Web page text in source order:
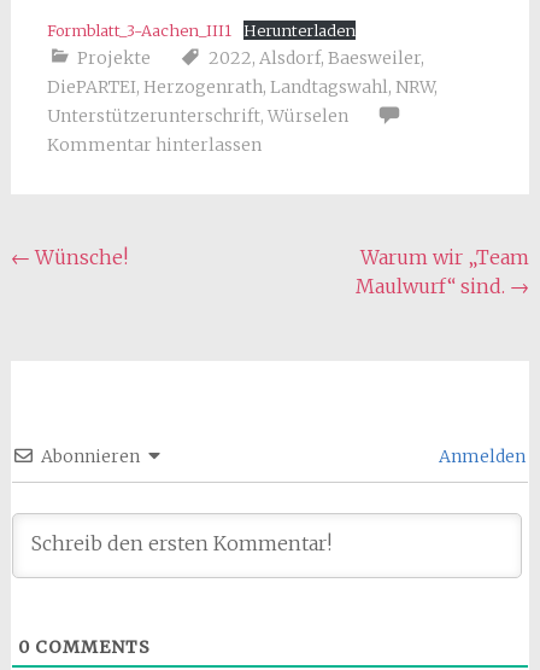
Formblatt_3-Aachen_III1 Herunterladen
Projekte 2022, Alsdorf, Baesweiler,
DiePARTEI, Herzogenrath, Landtagswahl, NRW,
Unterstützerunterschrift, Würselen
Kommentar hinterlassen
Beitragsnavigation
← Wünsche!
Warum wir „Team
Maulwurf“ sind. →
Abonnieren Anmelden
0COMMENTS